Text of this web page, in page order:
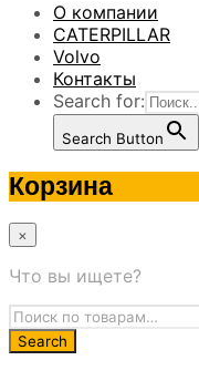
О компании
CATERPILLAR
Volvo
Контакты
Search for:
Search Button
Корзина
×
Что вы ищете?